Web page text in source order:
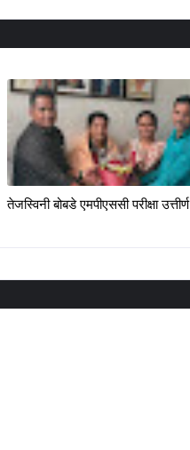
तेजस्विनी बोबडे एमपीएससी परीक्षा उत्तीर्ण